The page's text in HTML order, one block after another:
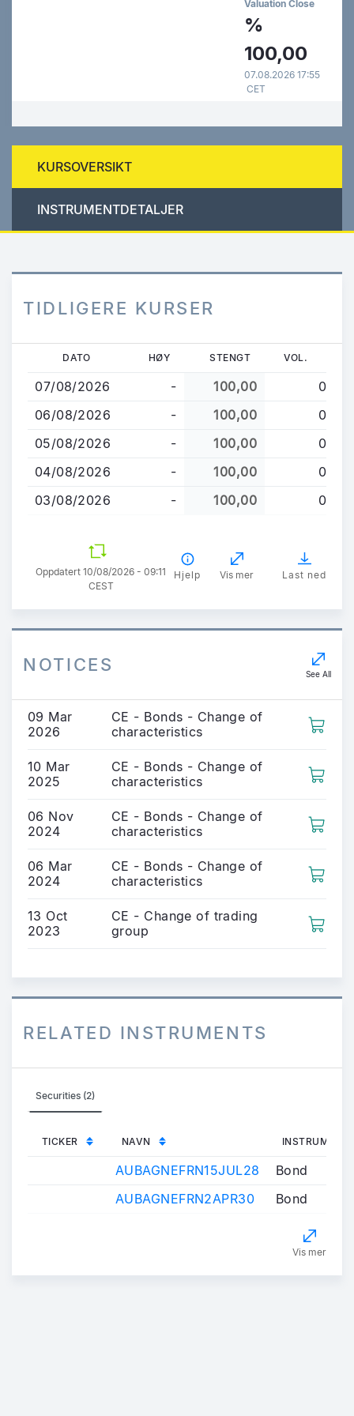
Valuation Close
%
100,00
07.08.2026 17:55
CET
KURSOVERSIKT
INSTRUMENTDETALJER
TIDLIGERE KURSER
hovedinnhold
DATO HØY STENGT VOL.
07/08/2026 - 100,00
0
06/08/2026
- 100,00
0
05/08/2026
- 100,00
0
04/08/2026
- 100,00
0
03/08/2026
- 100,00 0
Oppdatert 10/08/2026 - 09:11
CEST
Hjelp Vis mer Last ned
NOTICES See All
09 Mar
2026
CE - Bonds - Change of
characteristics
10 Mar
2025
CE - Bonds - Change of
characteristics
06 Nov
2024
CE - Bonds - Change of
characteristics
06 Mar
2024
CE - Bonds - Change of
characteristics
13 Oct
2023
CE - Change of trading
group
RELATED INSTRUMENTS
Securities (2)
TICKER NAVN
AUBAGNEFRN15JUL28
Bond
AUBAGNEFRN2APR30
Bond
Vis mer